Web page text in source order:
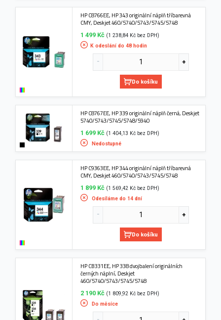
HP C8766EE, HP 343 originální náplň tříbarevná
CMY, Deskjet 460/5740/5743/5745/5748
1 499 Kč (1 238,84 Kč bez DPH)
K odeslání do 48 hodin
Do košíku
HP C8767EE, HP 339 originální náplň černá, Deskjet
5740/5743/5745/5748/5940
1 699 Kč (1 404,13 Kč bez DPH)
Nedostupné
HP C9363EE, HP 344 originální náplň tříbarevná
CMY, Deskjet 460/5740/5743/5745/5748
1 899 Kč (1 569,42 Kč bez DPH)
Odesíláme do 14 dní
Do košíku
HP CB331EE, HP 338 dvojbalení originálních
černých náplní, Deskjet
460/5740/5743/5745/5748
2 190 Kč (1 809,92 Kč bez DPH)
Do měsíce